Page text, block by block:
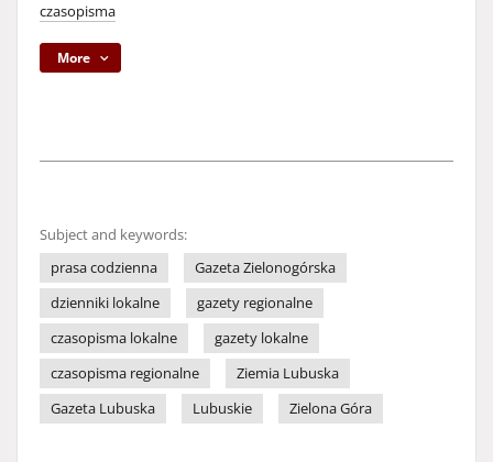
czasopisma
More
Subject and keywords:
prasa codzienna
Gazeta Zielonogórska
dzienniki lokalne
gazety regionalne
czasopisma lokalne
gazety lokalne
czasopisma regionalne
Ziemia Lubuska
Gazeta Lubuska
Lubuskie Zielona Góra